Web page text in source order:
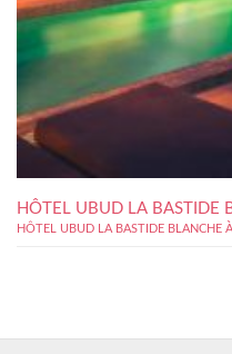
HÔTEL UBUD LA BASTIDE
HÔTEL UBUD LA BASTIDE